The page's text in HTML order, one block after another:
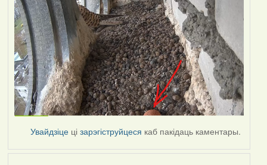
Увайдзіце цізарэгіструйцеся каб пакідаць каментары.